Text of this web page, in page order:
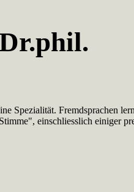
Spezialität. Fremdsprachen
einschliesslich einiger